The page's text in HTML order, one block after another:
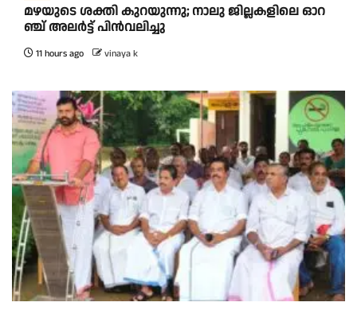
മ​ഴ​യു​ടെ ശ​ക്തി കു​റ​യു​ന്നു; നാ​ലു ജി​ല്ല​ക​ളി​ലെ ഓ​റ​
ഞ്ച് അ​ല​ർ​ട്ട് പി​ൻ​വ​ലി​ച്ചു
11 hours ago vinaya k